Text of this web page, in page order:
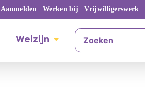
Aanmelden Werken bij Vrijwilligerswerk
Welzijn